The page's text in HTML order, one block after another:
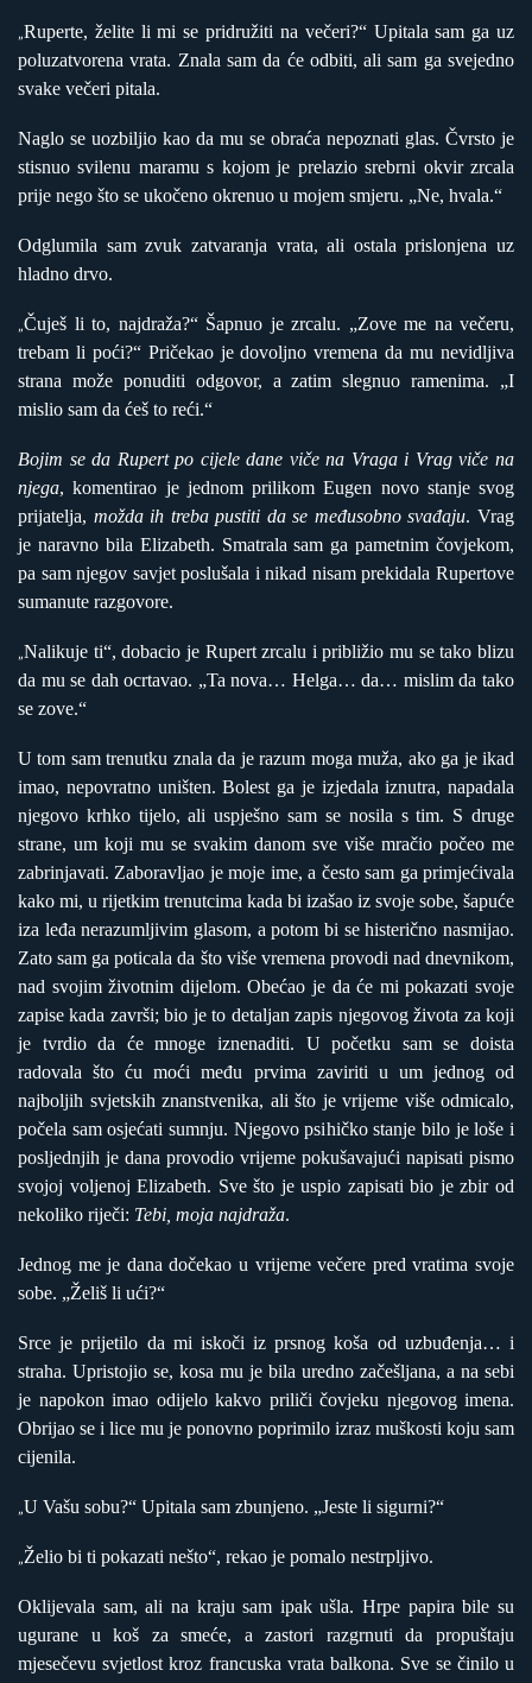
„Ruperte, želite li mi se pridružiti na večeri?“ Upitala sam ga uz
poluzatvorena vrata. Znala sam da će odbiti, ali sam ga svejedno
svake večeri pitala.
Naglo se uozbiljio kao da mu se obraća nepoznati glas. Čvrsto je
stisnuo svilenu maramu s kojom je prelazio srebrni okvir zrcala
prije nego što se ukočeno okrenuo u mojem smjeru. „Ne, hvala.“
Odglumila sam zvuk zatvaranja vrata, ali ostala prislonjena uz
hladno drvo.
„Čuješ li to, najdraža?“ Šapnuo je zrcalu. „Zove me na večeru,
trebam li poći?“ Pričekao je dovoljno vremena da mu nevidljiva
strana može ponuditi odgovor, a zatim slegnuo ramenima. „I
mislio sam da ćeš to reći.“
Bojim se da Rupert po cijele dane viče na Vraga i Vrag viče na
njega, komentirao je jednom prilikom Eugen novo stanje svog
prijatelja, možda ih treba pustiti da se međusobno svađaju. Vrag
je naravno bila Elizabeth. Smatrala sam ga pametnim čovjekom,
pa sam njegov savjet poslušala i nikad nisam prekidala Rupertove
sumanute razgovore.
„Nalikuje ti“, dobacio je Rupert zrcalu i približio mu se tako blizu
da mu se dah ocrtavao. „Ta nova… Helga… da… mislim da tako
se zove.“
U tom sam trenutku znala da je razum moga muža, ako ga je ikad
imao, nepovratno uništen. Bolest ga je izjedala iznutra, napadala
njegovo krhko tijelo, ali uspješno sam se nosila s tim. S druge
strane, um koji mu se svakim danom sve više mračio počeo me
zabrinjavati. Zaboravljao je moje ime, a često sam ga primjećivala
kako mi, u rijetkim trenutcima kada bi izašao iz svoje sobe, šapuće
iza leđa nerazumljivim glasom, a potom bi se histerično nasmijao.
Zato sam ga poticala da što više vremena provodi nad dnevnikom,
nad svojim životnim dijelom. Obećao je da će mi pokazati svoje
zapise kada završi; bio je to detaljan zapis njegovog života za koji
je tvrdio da će mnoge iznenaditi. U početku sam se doista
radovala što ću moći među prvima zaviriti u um jednog od
najboljih svjetskih znanstvenika, ali što je vrijeme više odmicalo,
počela sam osjećati sumnju. Njegovo psihičko stanje bilo je loše i
posljednjih je dana provodio vrijeme pokušavajući napisati pismo
svojoj voljenoj Elizabeth. Sve što je uspio zapisati bio je zbir od
nekoliko riječi: Tebi, moja najdraža.
Jednog me je dana dočekao u vrijeme večere pred vratima svoje
sobe. „Želiš li ući?“
Srce je prijetilo da mi iskoči iz prsnog koša od uzbuđenja… i
straha. Upristojio se, kosa mu je bila uredno začešljana, a na sebi
je napokon imao odijelo kakvo priliči čovjeku njegovog imena.
Obrijao se i lice mu je ponovno poprimilo izraz muškosti koju sam
cijenila.
„U Vašu sobu?“ Upitala sam zbunjeno. „Jeste li sigurni?“
„Želio bi ti pokazati nešto“, rekao je pomalo nestrpljivo.
Oklijevala sam, ali na kraju sam ipak ušla. Hrpe papira bile su
ugurane u koš za smeće, a zastori razgrnuti da propuštaju
mjesečevu svjetlost kroz francuska vrata balkona. Sve se činilo u